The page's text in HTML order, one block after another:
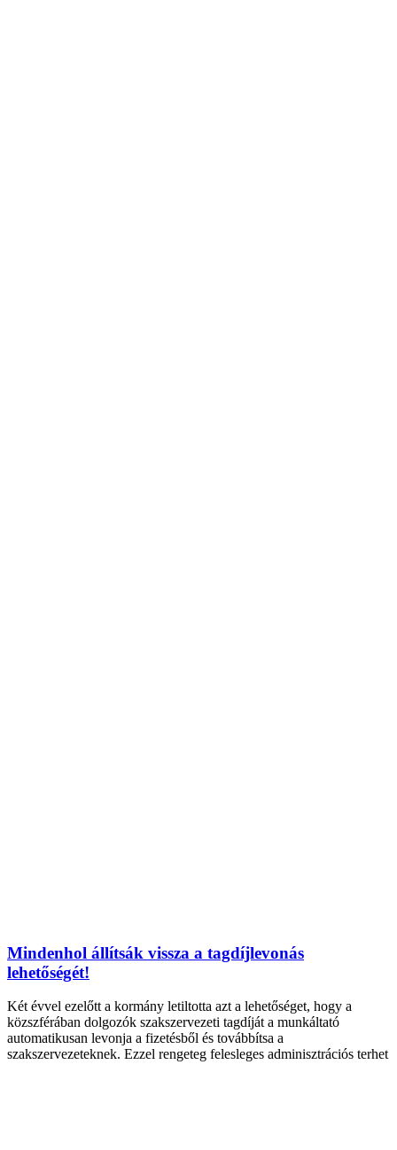
Mindenhol állítsák vissza a tagdíjlevonás
lehetőségét!
Két évvel ezelőtt a kormány letiltotta azt a lehetőséget, hogy a
közszférában dolgozók szakszervezeti tagdíját a munkáltató
automatikusan levonja a fizetésből és továbbítsa a
szakszervezeteknek. Ezzel rengeteg felesleges adminisztrációs terhet